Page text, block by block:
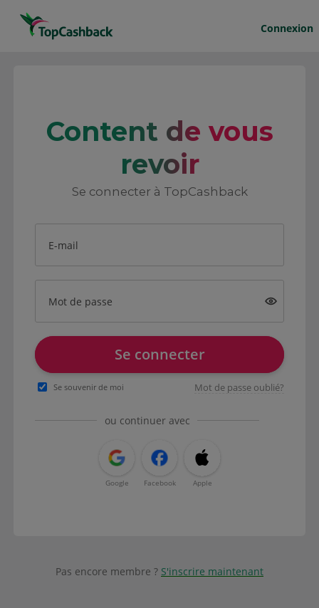
Connexion
Content de vous
revoir
Se connecter à TopCashback
E-mail
Mot de passe
Se connecter
Se souvenir de moi Mot de passe oublié?
ou continuer avec
Google Facebook Apple
Pas encore membre ? S'inscrire maintenant